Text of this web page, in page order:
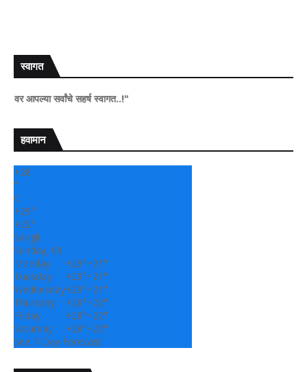
स्वागत
सर्वांचे सहर्ष स्वागत..!"
हवामान
+28
°
C
+29°
+22°
Sangli
Sunday, 09
Monday
+29°+21°
Tuesday
+29°+21°
Wednesday+29°+21°
Thursday
+28°+22°
Friday
+28°+22°
Saturday
+28°+22°
See 7-Day Forecast